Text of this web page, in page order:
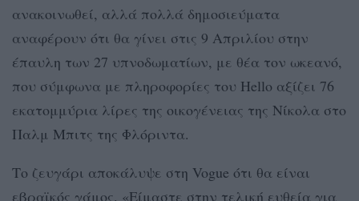
ανακοινωθεί, αλλά πολλά δημοσιεύματα
αναφέρουν ότι θα γίνει στις 9 Απριλίου στην
έπαυλη των 27 υπνοδωματίων, με θέα τον ωκεανό,
που σύμφωνα με πληροφορίες του Hello αξίζει 76
εκατομμύρια λίρες της οικογένειας της Νίκολα στο
Παλμ Μπιτς της Φλόριντα.
Το ζευγάρι αποκάλυψε στη Vogue ότι θα είναι
εβραϊκός γάμος. «Είμαστε στην τελική ευθεία για